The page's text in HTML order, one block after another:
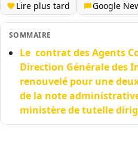
Lire plus tard
Google
SOMMAIRE
Le contrat des Agents
Direction Générale des
renouvelé pour une
de la note
ministère de tutelle